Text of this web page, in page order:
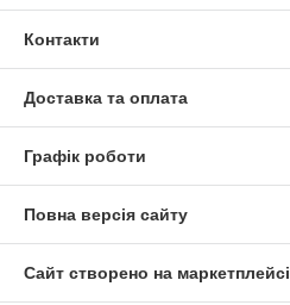
Контакти
Доставка та оплата
Графік роботи
Повна версія сайту
Сайт створено на маркетплейсі